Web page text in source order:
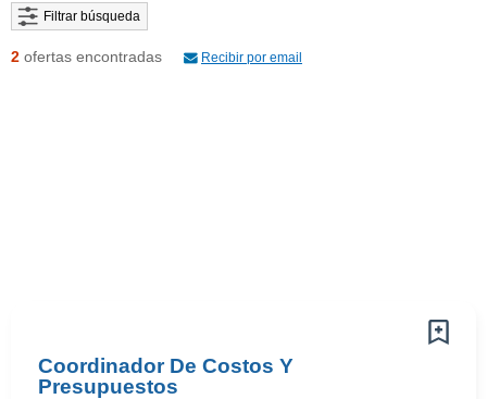
Filtrar búsqueda
2 ofertas encontradas Recibir por email
Coordinador De Costos Y
Presupuestos